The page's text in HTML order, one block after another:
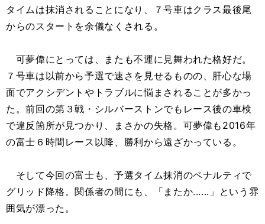
タイムは抹消されることになり、７号車はクラス最後尾
からのスタートを余儀なくされる。
可夢偉にとっては、またも不運に見舞われた格好だ。
７号車は以前から予選で速さを見せるものの、肝心な場
面でアクシデントやトラブルに悩まされることが多かっ
た。前回の第３戦・シルバーストンでもレース後の車検
で違反箇所が見つかり、まさかの失格。可夢偉も2016年
の富士６時間レース以降、勝利から遠ざかっている。
そして今回の富士も、予選タイム抹消のペナルティで
グリッド降格。関係者の間にも、「またか......」という雰
囲気が漂った。